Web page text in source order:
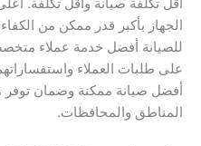
أقل تكلفة صيانة وأقل تكلفة.
الجهاز بأكبر قدر ممكن من
للصيانة أفضل خدمة عملاء
على طلبات العملاء
أفضل صيانة ممكنة وضمان
المناطق والمحافظات.